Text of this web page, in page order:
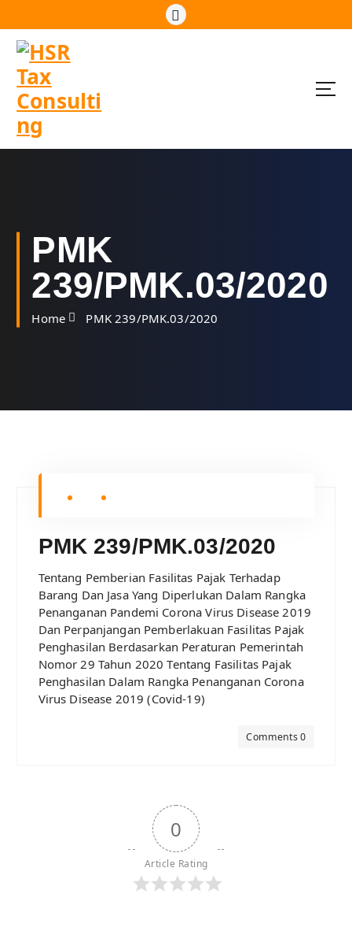
k
n
PMK
239/PMK.03/2020
Home PMK 239/PMK.03/2020
PMK 239/PMK.03/2020
Tentang Pemberian Fasilitas Pajak Terhadap
Barang Dan Jasa Yang Diperlukan Dalam Rangka
Penanganan Pandemi Corona Virus Disease 2019
Dan Perpanjangan Pemberlakuan Fasilitas Pajak
Penghasilan Berdasarkan Peraturan Pemerintah
Nomor 29 Tahun 2020 Tentang Fasilitas Pajak
Penghasilan Dalam Rangka Penanganan Corona
Virus Disease 2019 (Covid-19)
Comments 0
0
Article Rating